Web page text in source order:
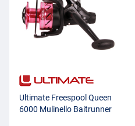
Ultimate Freespool Queen
6000 Mulinello Baitrunner